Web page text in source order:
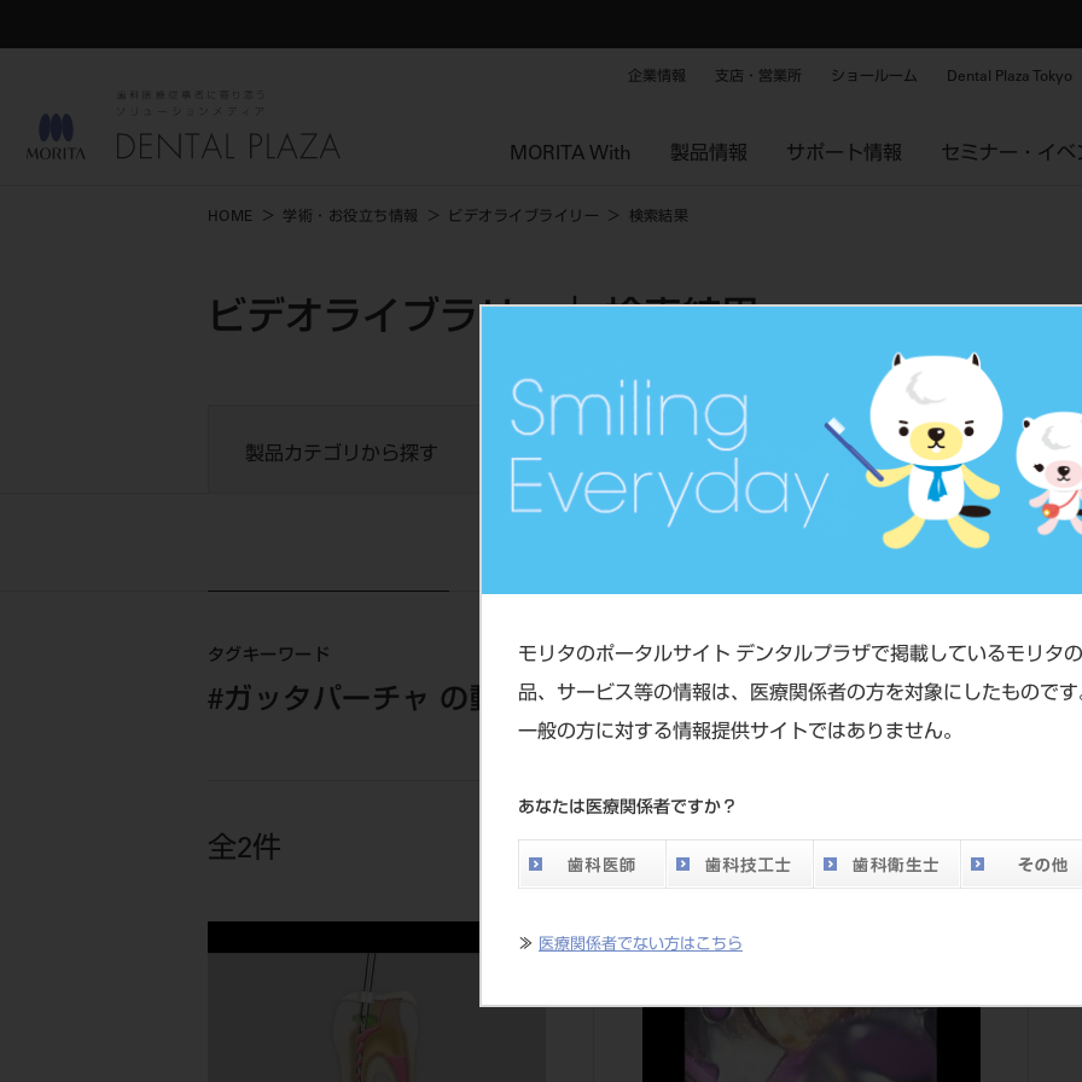
モリタのポータルサイト デンタルプラザで掲載しているモリタ
品、サービス等の情報は、医療関係者の方を対象にしたものです
一般の方に対する情報提供サイトではありません。
あなたは医療関係者ですか？
≫ 医療関係者でない方はこちら
企業情報 支店・営業所 ショールーム Dental Plaza Tokyo
MORITA With 製品情報 サポート情報 セミナー・イベ
HOME 学術・お役立ち情報 ビデオライブライリー 検索結果
ビデオライブラリー｜ 検索結果
製品カテゴリから探す タグから探す
タグキーワード
#ガッタパーチャ の動画一覧
全2件